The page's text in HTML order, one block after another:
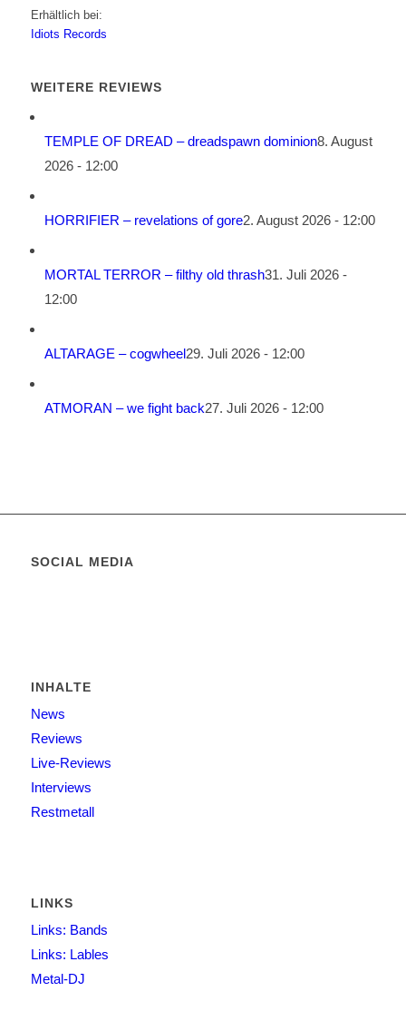
Erhältlich bei:
Idiots Records
WEITERE REVIEWS
TEMPLE OF DREAD – dreadspawn dominion8. August
2026 - 12:00
HORRIFIER – revelations of gore2. August 2026 - 12:00
MORTAL TERROR – filthy old thrash31. Juli 2026 -
12:00
ALTARAGE – cogwheel29. Juli 2026 - 12:00
ATMORAN – we fight back27. Juli 2026 - 12:00
SOCIAL MEDIA
INHALTE
News
Reviews
Live-Reviews
Interviews
Restmetall
LINKS
Links: Bands
Links: Lables
Metal-DJ